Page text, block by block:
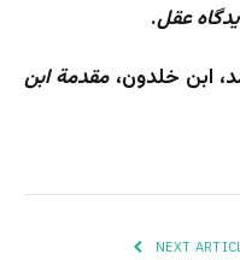
عقل.
ابن خلدون،مقدمة ابن
NEXT